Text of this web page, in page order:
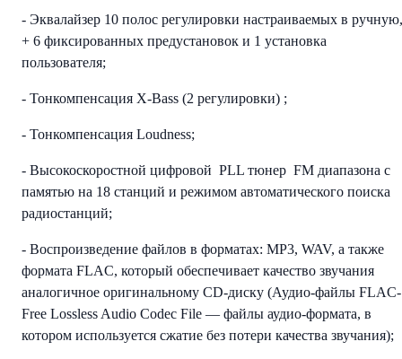
- Эквалайзер 10 полос регулировки настраиваемых в ручную,
+ 6 фиксированных предустановок и 1 установка
пользователя;
- Тонкомпенсация X-Bass (2 регулировки) ;
- Тонкомпенсация Loudness;
- Высокоскоростной цифровой PLL тюнер FM диапазона с
памятью на 18 станций и режимом автоматического поиска
радиостанций;
- Воспроизведение файлов в форматах: MP3, WAV, а также
формата FLAC, который обеспечивает качество звучания
аналогичное оригинальному CD-диску (Аудио-файлы FLAC-
Free Lossless Audio Codec File — файлы аудио-формата, в
котором используется сжатие без потери качества звучания);